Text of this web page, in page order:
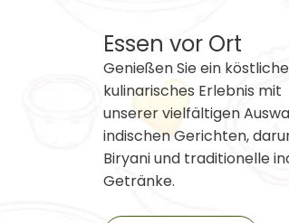
Essen vor Ort
Genießen Sie ein
kulinarisches Erlebnis mit
unserer vielfältigen
indischen Gerichten,
Biryani und traditionelle
Getränke.